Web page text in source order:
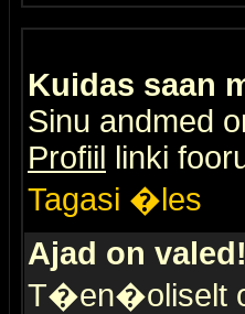
Kuidas saan
Sinu andmed
Profiil linki
Tagasi �les
Ajad on valed!
T�en�oliselt